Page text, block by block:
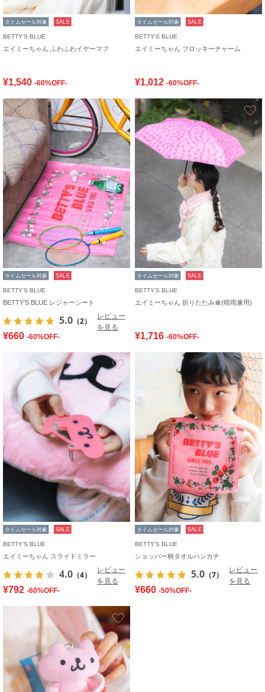
タイムセール対象 SALE
BETTY'S BLUE
エイミーちゃん ふわふわイヤーマフ
¥1,540 -60%OFF-
タイムセール対象 SALE
BETTY'S BLUE
エイミーちゃん フロッキーチャーム
¥1,012 -60%OFF-
お気に入り
タイムセール対象 SALE
BETTY'S BLUE
BETTY’S BLUE レジャーシート
5.0 （2）
レビュー
を見る
¥660 -60%OFF-
タイムセール対象 SALE
BETTY'S BLUE
エイミーちゃん 折りたたみ傘(晴雨兼用)
¥1,716 -60%OFF-
お気に入り
タイムセール対象 SALE
BETTY'S BLUE
エイミーちゃん スライドミラー
4.0 （4）
レビュー
を見る
¥792 -60%OFF-
タイムセール対象 SALE
BETTY'S BLUE
ショッパー柄タオルハンカチ
5.0 （7）
レビュー
を見る
¥660 -50%OFF-